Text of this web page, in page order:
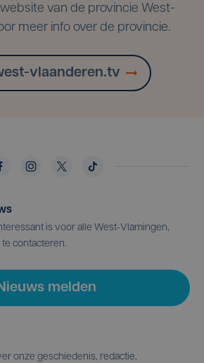
van de provincie West-
meer info over de provincie.
vlaanderen.tv
is voor alle West-Vlamingen,
contacteren.
melden
onze geschiedenis, redactie,